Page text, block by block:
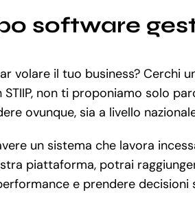
software
volare il tuo business? Cerchi
STIIP, non ti proponiamo solo
ovunque, sia a livello
un sistema che lavora
piattaforma, potrai
e prendere